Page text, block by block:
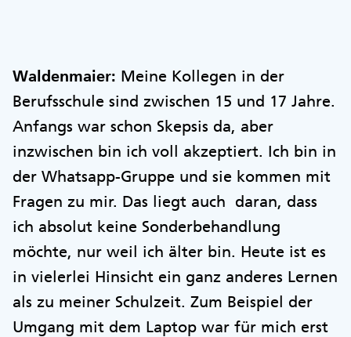
Waldenmaier: Meine Kollegen in der
Berufsschule sind zwischen 15 und 17 Jahre.
Anfangs war schon Skepsis da, aber
inzwischen bin ich voll akzeptiert. Ich bin in
der Whatsapp-Gruppe und sie kommen mit
Fragen zu mir. Das liegt auch daran, dass
ich absolut keine Sonderbehandlung
möchte, nur weil ich älter bin. Heute ist es
in vielerlei Hinsicht ein ganz anderes Lernen
als zu meiner Schulzeit. Zum Beispiel der
Umgang mit dem Laptop war für mich erst